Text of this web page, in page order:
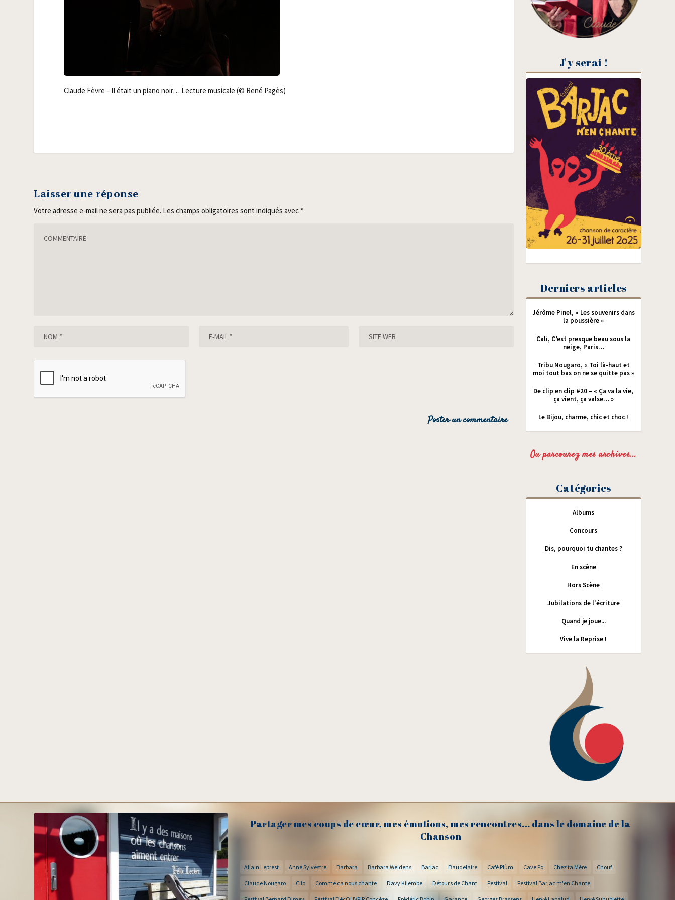
Claude Fèvre – Il était un pia­no noir… Lec­ture musi­cale (© René Pagès)
Laisser une réponse
Votre adresse e-mail ne sera pas publiée. Les champs obligatoires sont indiqués avec *
J'y serai !
Derniers articles
Jérôme Pinel, « Les souvenirs dans
la poussière »
Cali, C’est presque beau sous la
neige, Paris…
Tribu Nougaro, « Toi là-haut et
moi tout bas on ne se quitte pas »
De clip en clip #20 – « Ça va la vie,
ça vient, ça valse… »
Le Bijou, charme, chic et choc !
Ou parcourez mes archives...
Catégories
Albums
Concours
Dis, pourquoi tu chantes ?
En scène
Hors Scène
Jubilations de l'écriture
Quand je joue...
Vive la Reprise !
Partager mes coups de cœur, mes émotions, mes rencontres... dans le domaine de la
Chanson
Allain Leprest Anne Sylvestre Barbara Barbara Weldens Barjac Baudelaire Café Plùm Cave Po Chez ta Mère Chouf
Claude Nougaro Clio Comme ça nous chante Davy Kilembe Détours de Chant Festival Festival Barjac m'en Chante